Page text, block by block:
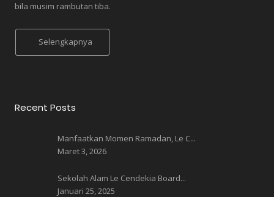
bila musim rambutan tiba.
Selengkapnya
Recent Posts
Manfaatkan Momen Ramadan, Le C...
Maret 3, 2026
Sekolah Alam Le Cendekia Board...
Januari 25, 2025